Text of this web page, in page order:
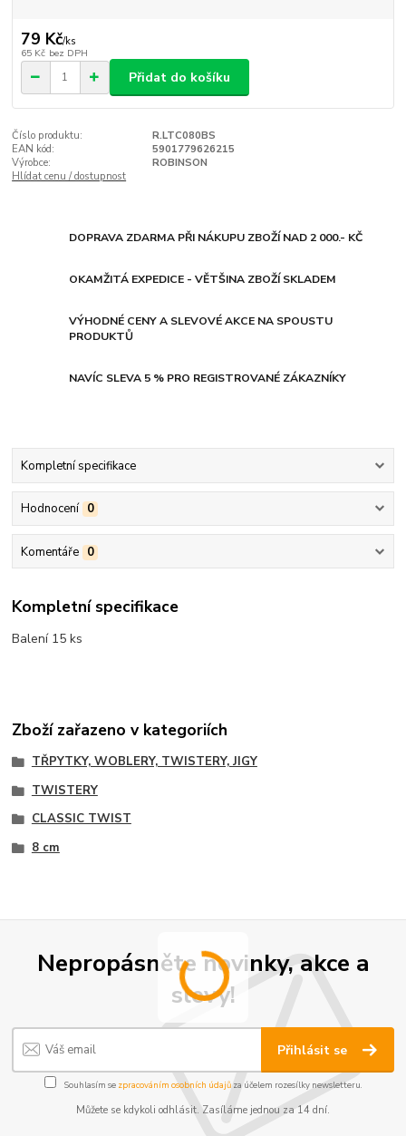
79 Kč/ks
65 Kč bez DPH
Přidat do košíku
Číslo produktu:
R.LTC080BS
EAN kód:
5901779626215
Výrobce:
ROBINSON
Hlídat cenu / dostupnost
DOPRAVA ZDARMA PŘI NÁKUPU ZBOŽÍ NAD 2 000.- KČ
OKAMŽITÁ EXPEDICE - VĚTŠINA ZBOŽÍ SKLADEM
VÝHODNÉ CENY A SLEVOVÉ AKCE NA SPOUSTU
PRODUKTŮ
NAVÍC SLEVA 5 % PRO REGISTROVANÉ ZÁKAZNÍKY
Kompletní specifikace
Hodnocení 0
Komentáře 0
Kompletní specifikace
Balení 15 ks
Zboží zařazeno v kategoriích
TŘPYTKY, WOBLERY, TWISTERY, JIGY
TWISTERY
CLASSIC TWIST
8 cm
Nepropásněte novinky, akce a
slevy!
Přihlásit se
Souhlasím se zpracováním osobních údajůza účelem rozesílky newsletteru.
Můžete se kdykoli odhlásit. Zasíláme jednou za 14 dní.